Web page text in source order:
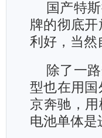
国产特
牌的彻底
利好，当然
除了一
型也在用
京奔驰，
电池单体是